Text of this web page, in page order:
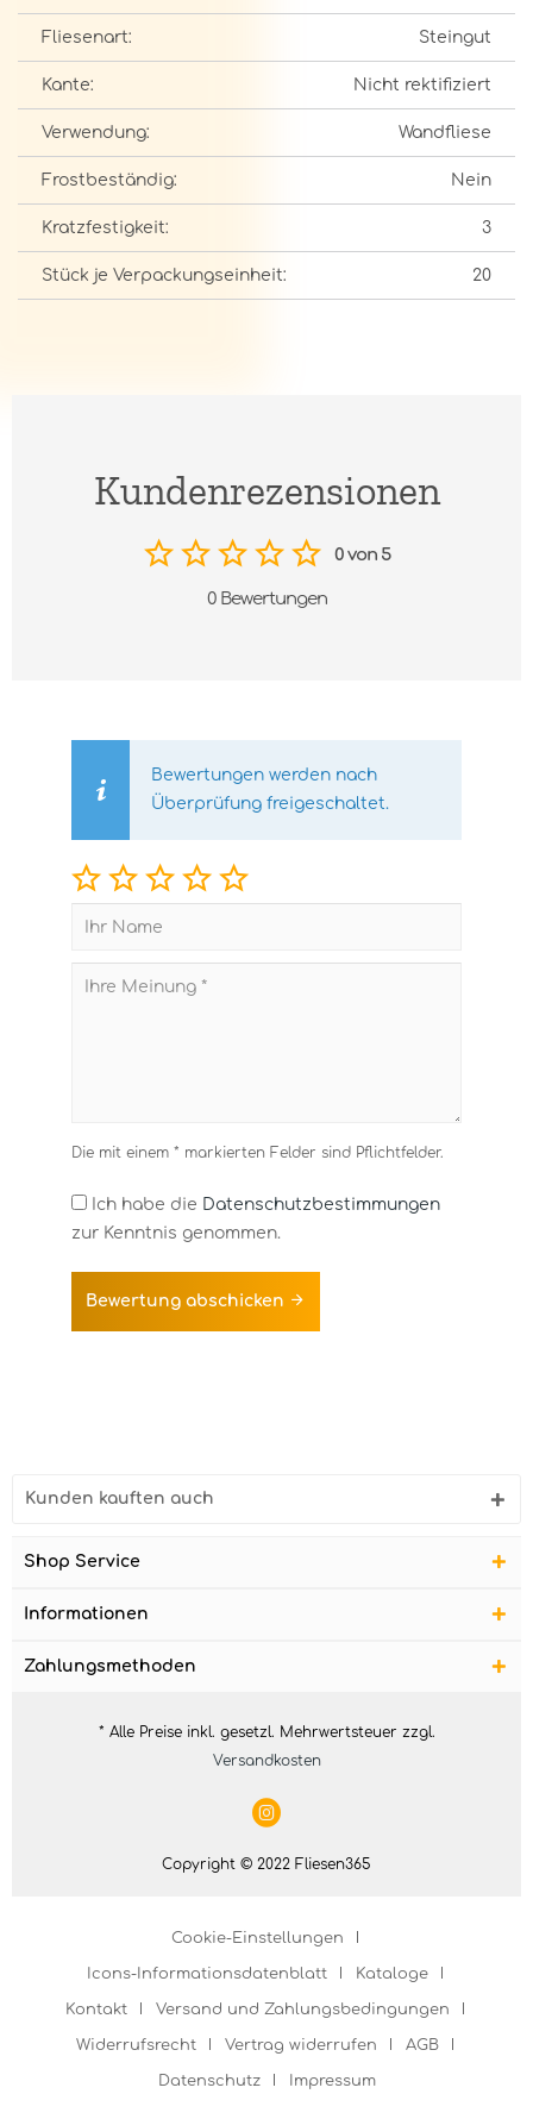
Fliesenart: Steingut
Kante: Nicht rektifiziert
Verwendung: Wandfliese
Frostbeständig: Nein
Kratzfestigkeit: 3
Stück je Verpackungseinheit: 20
Kundenrezensionen
0 von 5
0 Bewertungen
Bewertungen werden nach
Überprüfung freigeschaltet.
Die mit einem * markierten Felder sind Pflichtfelder.
Ich habe die Datenschutzbestimmungen
zur Kenntnis genommen.
Bewertung abschicken
Kunden kauften auch
Shop Service
Informationen
Zahlungsmethoden
* Alle Preise inkl. gesetzl. Mehrwertsteuer zzgl.
Versandkosten
Copyright © 2022 Fliesen365
Cookie-Einstellungen
Icons-Informationsdatenblatt Kataloge
Kontakt Versand und Zahlungsbedingungen
Widerrufsrecht Vertrag widerrufen AGB
Datenschutz Impressum